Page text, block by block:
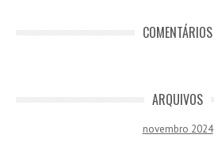
COMENTÁRIOS
ARQUIVOS
novembro 2024